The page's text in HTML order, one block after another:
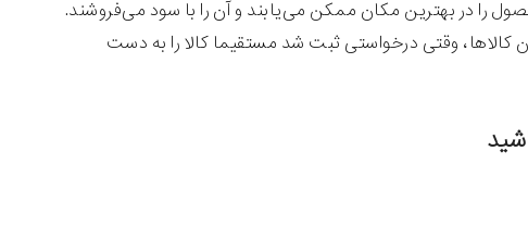
را در بهترین مکان ممکن می‌یابند و آن را با سود می‌فروشند.
کالاها، وقتی درخواستی ثبت شد مستقیما کالا را به دست